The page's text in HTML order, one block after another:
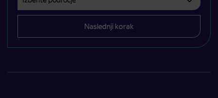
Naslednji korak